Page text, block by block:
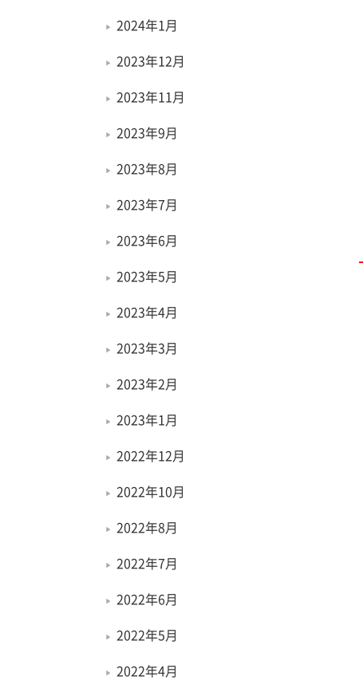
2024年1月
2023年12月
2023年11月
2023年9月
2023年8月
2023年7月
2023年6月
2023年5月
2023年4月
2023年3月
2023年2月
2023年1月
2022年12月
2022年10月
2022年8月
2022年7月
2022年6月
2022年5月
2022年4月